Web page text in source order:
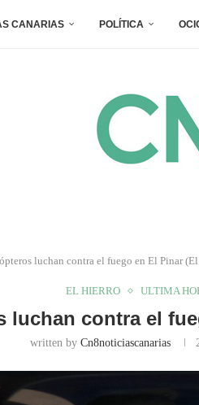
CANARIAS POLÍTICA
luchan contra el fuego en El Pinar
EL HIERRO ULTIMA
luchan contra el
written by Cn8noticiascanarias